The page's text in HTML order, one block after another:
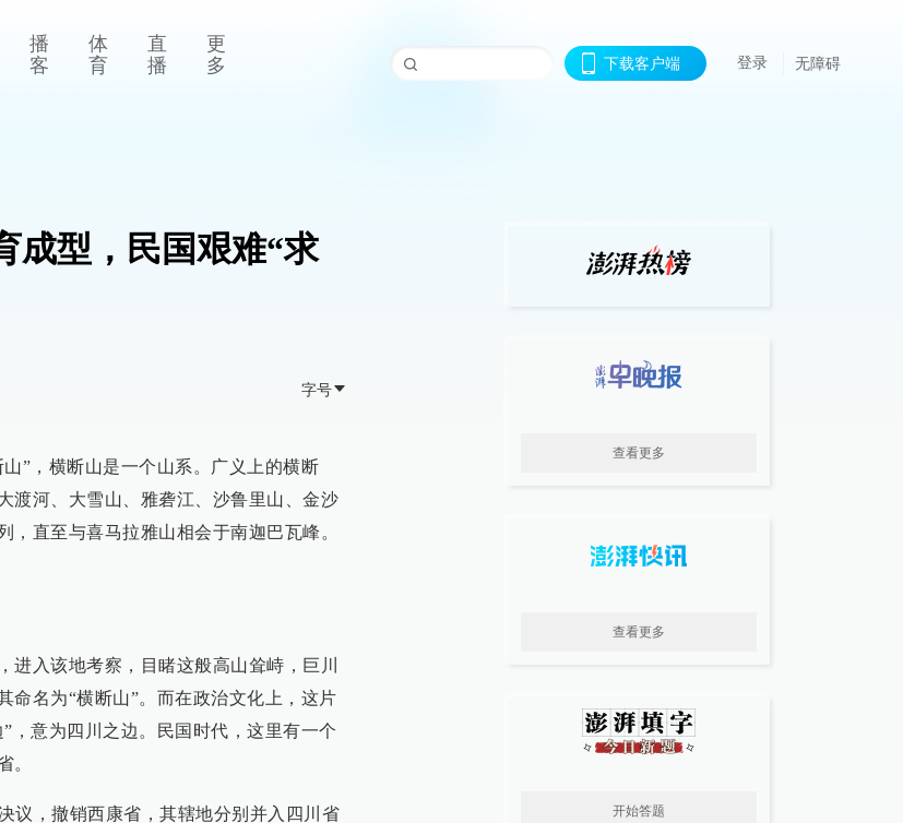
播
客
体
育
直
播
更
多
下载客户端 登录 无障碍
成型，民国艰难“求
字号
”，横断山是一个山系。广义上的横断
渡河、大雪山、雅砻江、沙鲁里山、金沙
直至与喜马拉雅山相会于南迦巴瓦峰。
入该地考察，目睹这般高山耸峙，巨川
命名为“横断山”。而在政治文化上，这片
，意为四川之边。民国时代，这里有一个
。
议，撤销西康省，其辖地分别并入四川省
查看更多
查看更多
开始答题